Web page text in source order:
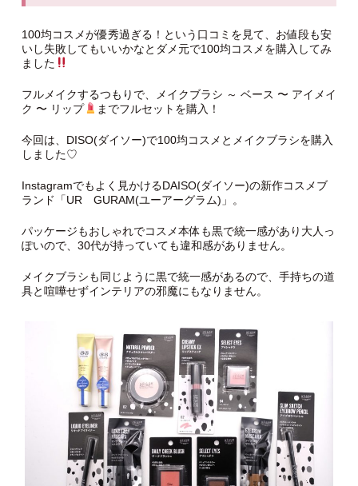
100均コスメが優秀過ぎる！という口コミを見て、お値段も安
いし失敗してもいいかなとダメ元で100均コスメを購入してみ
ました
フルメイクするつもりで、メイクブラシ ～ ベース 〜 アイメイ
ク 〜 リップ
までフルセットを購入！
今回は、DISO(ダイソー)で100均コスメとメイクブラシを購入
しました♡
Instagramでもよく見かけるDAISO(ダイソー)の新作コスメブ
ランド「UR GURAM(ユーアーグラム)」。
パッケージもおしゃれでコスメ本体も黒で統一感があり大人っ
ぽいので、30代が持っていても違和感がありません。
メイクブラシも同じように黒で統一感があるので、手持ちの道
具と喧嘩せずインテリアの邪魔にもなりません。